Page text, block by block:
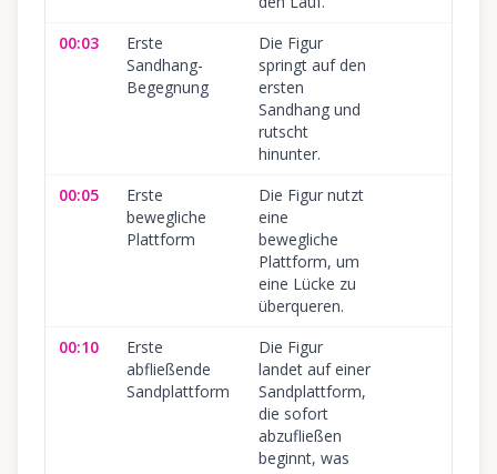
00:03
Erste
Sandhang-
Begegnung
Die Figur
springt auf den
ersten
Sandhang und
rutscht
hinunter.
00:05
Erste
bewegliche
Plattform
Die Figur nutzt
eine
bewegliche
Plattform, um
eine Lücke zu
überqueren.
00:10
Erste
abfließende
Sandplattform
Die Figur
landet auf einer
Sandplattform,
die sofort
abzufließen
beginnt, was